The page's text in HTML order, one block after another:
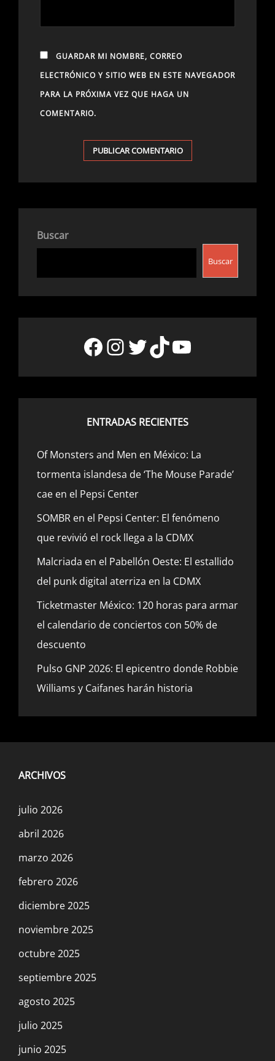
GUARDAR MI NOMBRE, CORREO
ELECTRÓNICO Y SITIO WEB EN ESTE NAVEGADOR
PARA LA PRÓXIMA VEZ QUE HAGA UN
COMENTARIO.
Buscar
Buscar
Facebook
Instagram
Twitter
TikTok
YouTube
ENTRADAS RECIENTES
Of Monsters and Men en México: La
tormenta islandesa de ‘The Mouse Parade’
cae en el Pepsi Center
SOMBR en el Pepsi Center: El fenómeno
que revivió el rock llega a la CDMX
Malcriada en el Pabellón Oeste: El estallido
del punk digital aterriza en la CDMX
Ticketmaster México: 120 horas para armar
el calendario de conciertos con 50% de
descuento
Pulso GNP 2026: El epicentro donde Robbie
Williams y Caifanes harán historia
ARCHIVOS
julio 2026
abril 2026
marzo 2026
febrero 2026
diciembre 2025
noviembre 2025
octubre 2025
septiembre 2025
agosto 2025
julio 2025
junio 2025